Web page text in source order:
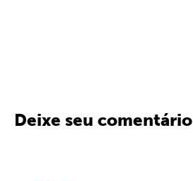
Deixe seu comentário